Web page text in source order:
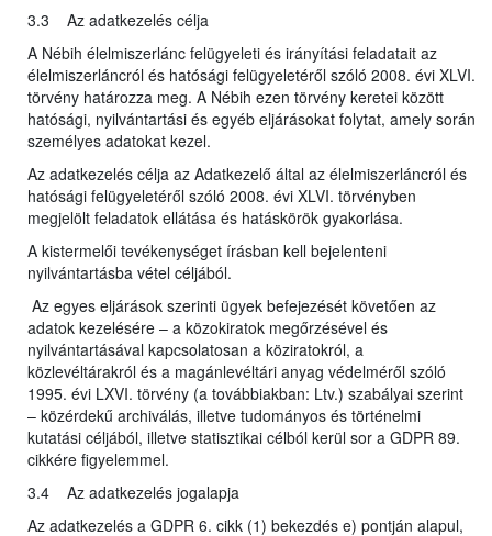
3.3 Az adatkezelés célja
A Nébih élelmiszerlánc felügyeleti és irányítási feladatait az
élelmiszerláncról és hatósági felügyeletéről szóló 2008. évi XLVI.
törvény határozza meg. A Nébih ezen törvény keretei között
hatósági, nyilvántartási és egyéb eljárásokat folytat, amely során
személyes adatokat kezel.
Az adatkezelés célja az Adatkezelő által az élelmiszerláncról és
hatósági felügyeletéről szóló 2008. évi XLVI. törvényben
megjelölt feladatok ellátása és hatáskörök gyakorlása.
A kistermelői tevékenységet írásban kell bejelenteni
nyilvántartásba vétel céljából.
Az egyes eljárások szerinti ügyek befejezését követően az
adatok kezelésére – a közokiratok megőrzésével és
nyilvántartásával kapcsolatosan a köziratokról, a
közlevéltárakról és a magánlevéltári anyag védelméről szóló
1995. évi LXVI. törvény (a továbbiakban: Ltv.) szabályai szerint
– közérdekű archiválás, illetve tudományos és történelmi
kutatási céljából, illetve statisztikai célból kerül sor a GDPR 89.
cikkére figyelemmel.
3.4 Az adatkezelés jogalapja
Az adatkezelés a GDPR 6. cikk (1) bekezdés e) pontján alapul,